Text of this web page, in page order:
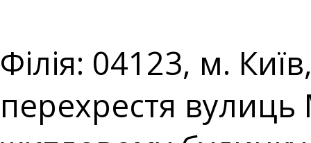
Філія: 04123, м.
перехрестя